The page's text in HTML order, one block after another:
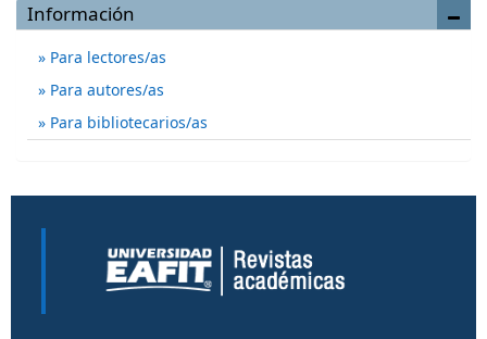
Información
Para lectores/as
Para autores/as
Para bibliotecarios/as